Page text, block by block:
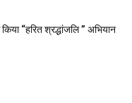
“हरित श्रद्धांजलि ” अभियान